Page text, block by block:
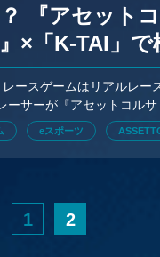
『アセット
×「K-TAI」で
ースゲームはリアルレー
ーサーが『アセットコル
してみた。
eスポーツ
1 2